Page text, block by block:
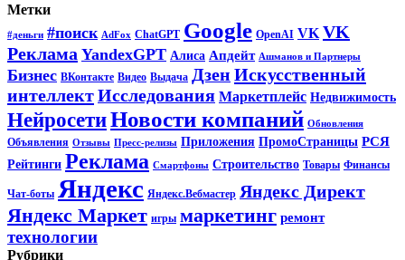
Метки
#деньги #поиск AdFox ChatGPT Google OpenAI VK VK
Реклама YandexGPT Алиса Апдейт Ашманов и Партнеры
Бизнес ВКонтакте Видео Выдача Дзен Искусственный
интеллектИсследования Маркетплейс Недвижимость
НейросетиНовости компаний Обновления
Объявления Отзывы Пресс-релизы Приложения ПромоСтраницы РСЯ
Рейтинги Реклама Смартфоны Строительство Товары Финансы
Чат-боты Яндекс Яндекс.Вебмастер Яндекс Директ
Яндекс Маркет игры маркетинг ремонт
технологии
Рубрики